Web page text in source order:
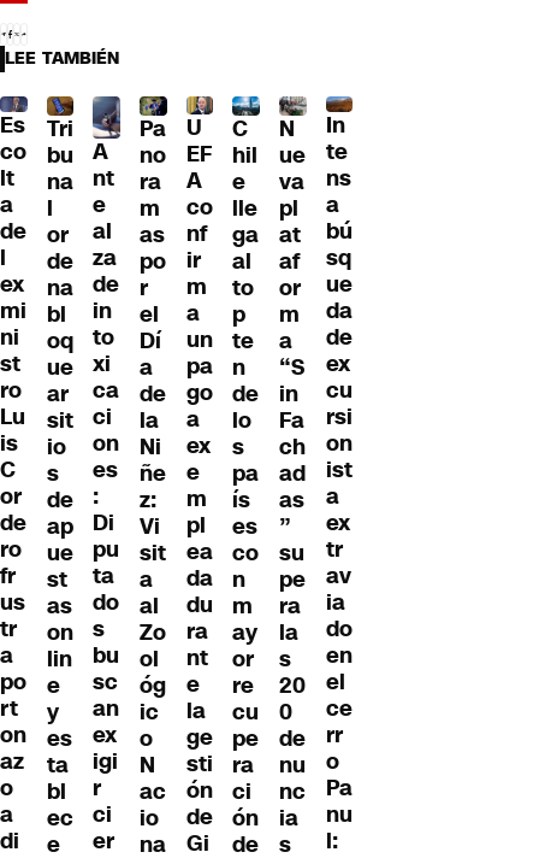
LEE TAMBIÉN
Es
co
lt
a
de
l
ex
mi
ni
st
ro
Lu
is
C
or
de
ro
fr
us
tr
a
po
rt
on
az
o
a
di
Tri
bu
na
l
or
de
na
bl
oq
ue
ar
sit
io
s
de
ap
ue
st
as
on
lin
e
y
es
ta
bl
ec
e
A
nt
e
al
za
de
in
to
xi
ca
ci
on
es
:
Di
pu
ta
do
s
bu
sc
an
ex
igi
r
ci
er
Pa
no
ra
m
as
po
r
el
Dí
a
de
la
Ni
ñe
z:
Vi
sit
a
al
Zo
ol
óg
ic
o
N
ac
io
na
U
EF
A
co
nf
ir
m
a
un
pa
go
a
ex
e
m
pl
ea
da
du
ra
nt
e
la
ge
sti
ón
de
Gi
C
hil
e
lle
ga
al
to
p
te
n
de
lo
s
pa
ís
es
co
n
m
ay
or
re
cu
pe
ra
ci
ón
de
N
ue
va
pl
at
af
or
m
a
“S
in
Fa
ch
ad
as
”
su
pe
ra
la
s
20
0
de
nu
nc
ia
s
In
te
ns
a
bú
sq
ue
da
de
ex
cu
rsi
on
ist
a
ex
tr
av
ia
do
en
el
ce
rr
o
Pa
nu
l: